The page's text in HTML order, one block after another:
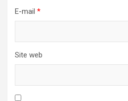
E-mail *
Site web